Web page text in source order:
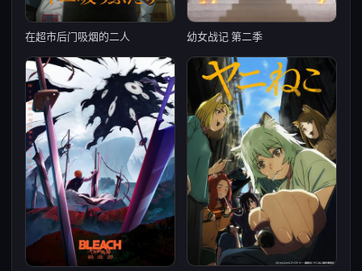
在超市后门吸烟的二人 幼女战记 第二季